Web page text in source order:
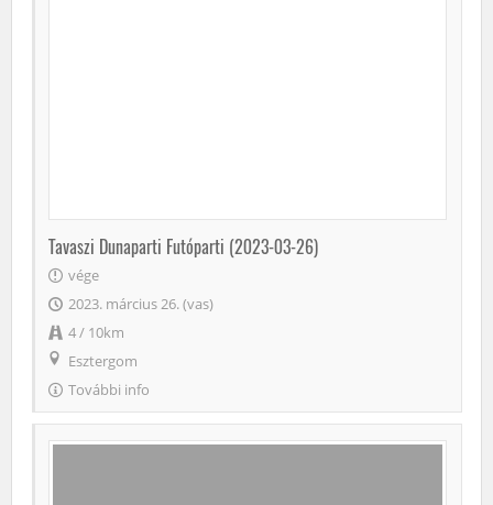
Tavaszi Dunaparti Futóparti (2023-03-26)
vége
2023. március 26. (vas)
4 / 10km
Esztergom
További info